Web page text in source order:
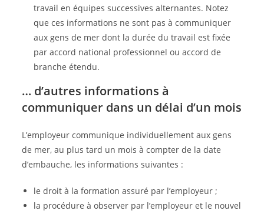
travail en équipes successives alternantes. Notez
que ces informations ne sont pas à communiquer
aux gens de mer dont la durée du travail est fixée
par accord national professionnel ou accord de
branche étendu.
… d’autres informations à
communiquer dans un délai d’un mois
L’employeur communique individuellement aux gens
de mer, au plus tard un mois à compter de la date
d’embauche, les informations suivantes :
le droit à la formation assuré par l’employeur ;
la procédure à observer par l’employeur et le nouvel